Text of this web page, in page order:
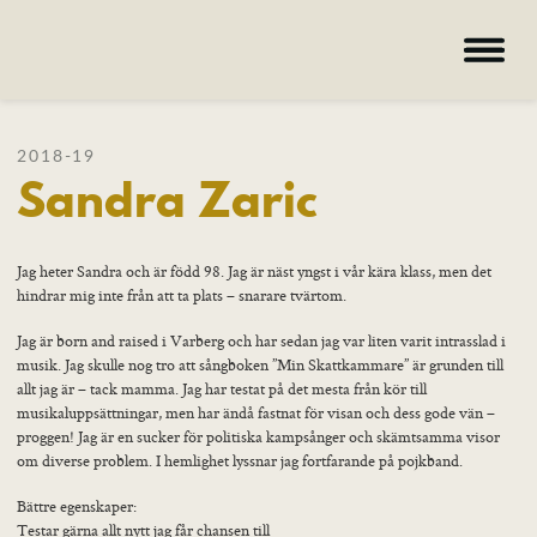
Hem
Om oss
Lärare
Deltagare
Nyheter
Galleri
Kurser
2018-19
Sandra Zaric
Jag heter Sandra och är född 98. Jag är näst yngst i vår kära klass, men det
hindrar mig inte från att ta plats – snarare tvärtom.
Jag är born and raised i Varberg och har sedan jag var liten varit intrasslad i
musik. Jag skulle nog tro att sångboken ”Min Skattkammare” är grunden till
allt jag är – tack mamma. Jag har testat på det mesta från kör till
musikaluppsättningar, men har ändå fastnat för visan och dess gode vän –
proggen! Jag är en sucker för politiska kampsånger och skämtsamma visor
om diverse problem. I hemlighet lyssnar jag fortfarande på pojkband.
Bättre egenskaper:
Testar gärna allt nytt jag får chansen till